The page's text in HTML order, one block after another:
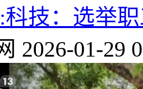
科技：选举
2026-01-29